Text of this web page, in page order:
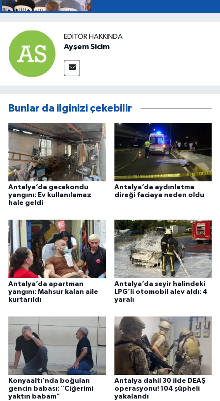
EDITÖR HAKKINDA
Ayşem Sicim
Bunlar da ilginizi çekebilir
Antalya’da gecekondu
yangını: Ev kullanılamaz
hale geldi
Antalya’da aydınlatma
direği faciaya neden oldu
Antalya’da apartman
yangını: Mahsur kalan aile
kurtarıldı
Antalya’da seyir halindeki
LPG’li otomobil alev aldı: 4
yaralı
Konyaaltı'nda boğulan
gencin babası: "Ciğerimi
yaktın babam"
Antalya dahil 30 ilde DEAŞ
operasyonu! 104 şüpheli
yakalandı